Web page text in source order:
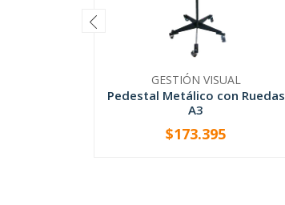
GESTIÓN VISUAL
Pedestal Metálico con Ruedas
A3
VER OPCIONES
$173.395